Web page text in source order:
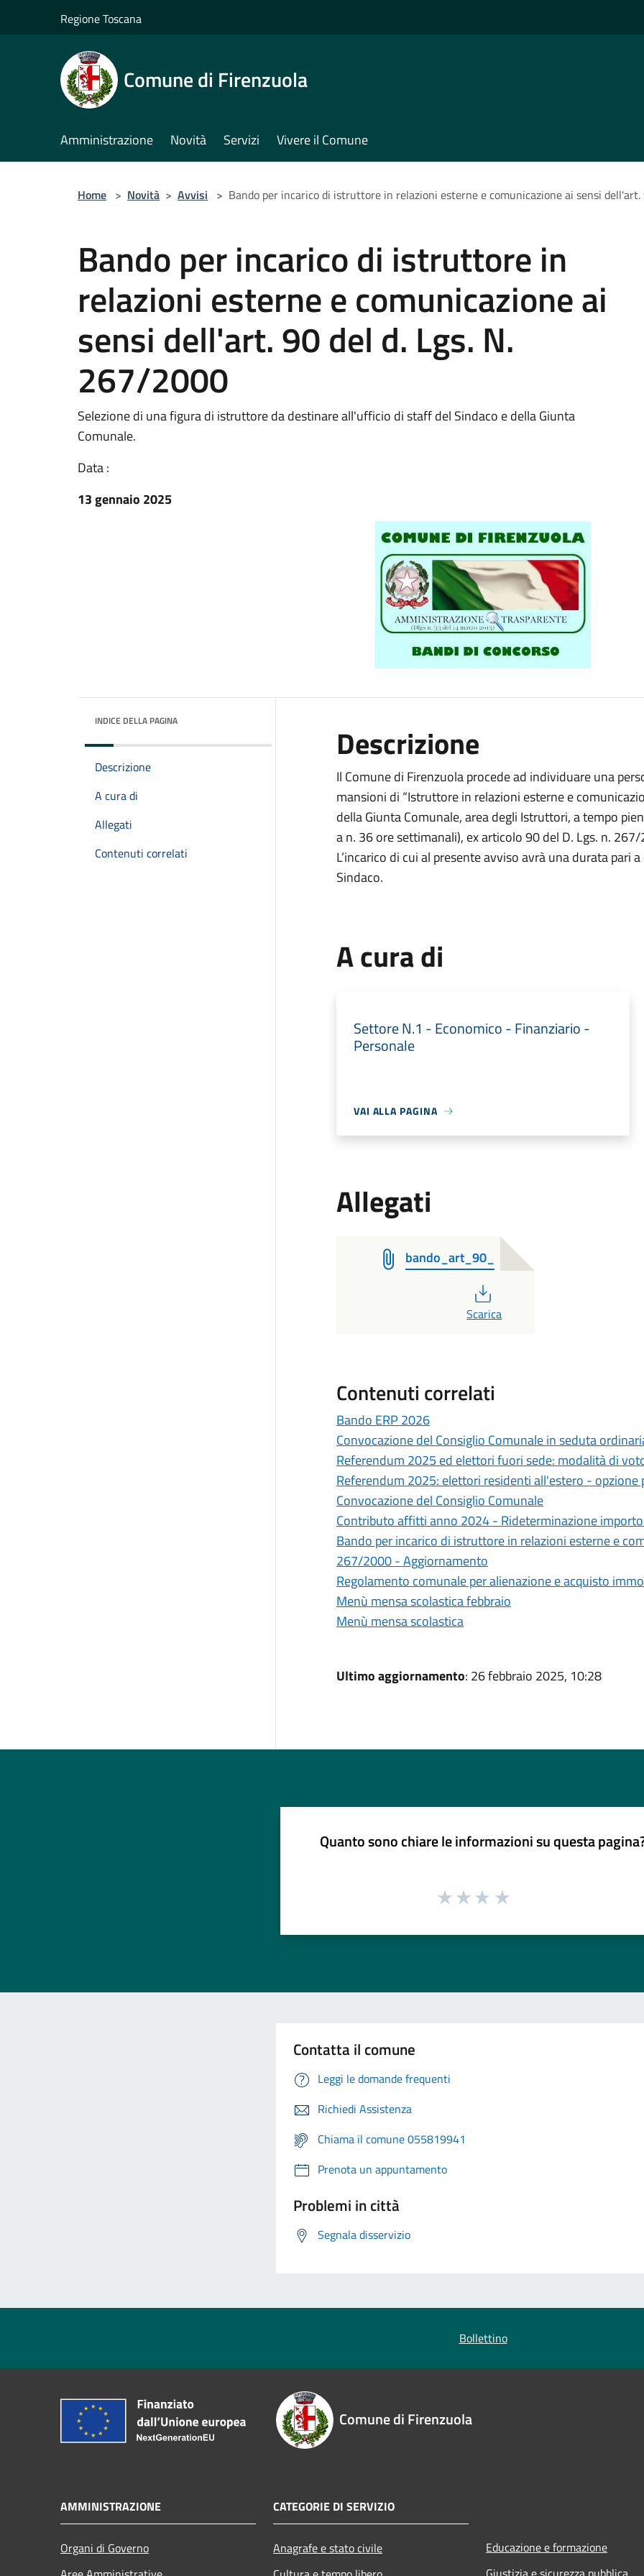
Regione Toscana
Comune di Firenzuola
Amministrazione Novità Servizi Vivere il Comune
Home > Novità > Avvisi > Bando per incarico di istruttore in relazioni esterne e comunicazione ai sensi
Bando per incarico di istruttore in
relazioni esterne e comunicazione ai
sensi dell'art. 90 del d. Lgs. N.
267/2000
Selezione di una figura di istruttore da destinare all'ufficio di staff del Sindaco e della Giunta
Comunale.
Data :
13 gennaio 2025
INDICE DELLA PAGINA
Descrizione
A cura di
Allegati
Contenuti correlati
Descrizione
Il Comune di Firenzuola procede ad individuare una
mansioni di “Istruttore in relazioni esterne e
della Giunta Comunale, area degli Istruttori, a tempo
a n. 36 ore settimanali), ex articolo 90 del D. Lgs. n.
L’incarico di cui al presente avviso avrà una durata
Sindaco.
A cura di
Settore N.1 - Economico - Finanziario -
Personale
VAI ALLA PAGINA
Allegati
bando_art_90_
Scarica
Contenuti correlati
Bando ERP 2026
Convocazione del Consiglio Comunale in seduta
Referendum 2025 ed elettori fuori sede: modalità di
Referendum 2025: elettori residenti all'estero - opzione
Convocazione del Consiglio Comunale
Contributo affitti anno 2024 - Rideterminazione
Bando per incarico di istruttore in relazioni esterne e
267/2000 - Aggiornamento
Regolamento comunale per alienazione e acquisto
Menù mensa scolastica febbraio
Menù mensa scolastica
Ultimo aggiornamento: 26 febbraio 2025, 10:28
Quanto sono chiare le informazioni su questa
Contatta il comune
Leggi le domande frequenti
Richiedi Assistenza
Chiama il comune 055819941
Prenota un appuntamento
Problemi in città
Segnala disservizio
Bollettino
Comune di Firenzuola
AMMINISTRAZIONE
Organi di Governo
CATEGORIE DI SERVIZIO
Anagrafe e stato civile
Educazione e formazione